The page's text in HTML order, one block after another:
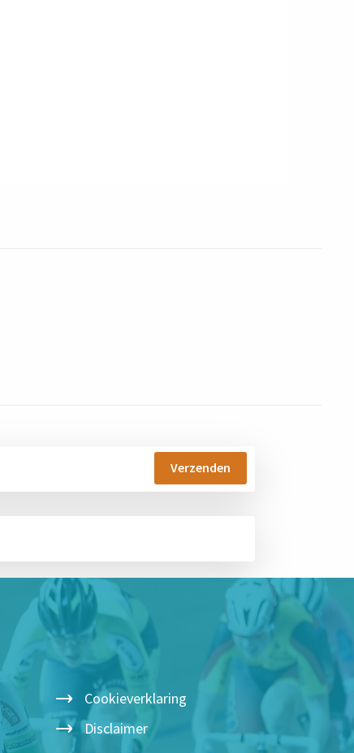
Cookieverklaring
Disclaimer